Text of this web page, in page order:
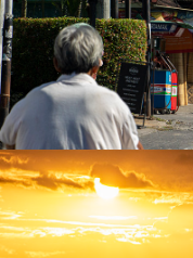
バリ Mar. 2018 Vol.2